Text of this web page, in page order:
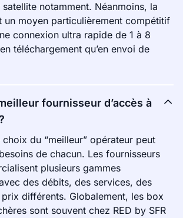
satellite notamment. Néanmoins, la
un moyen particulièrement compétitif
connexion ultra rapide de 1 à 8
téléchargement qu’en envoi de
fournisseur d’accès à
du “meilleur” opérateur peut
de chacun. Les fournisseurs
plusieurs gammes
des débits, des services, des
différents. Globalement, les box
sont souvent chez RED by SFR